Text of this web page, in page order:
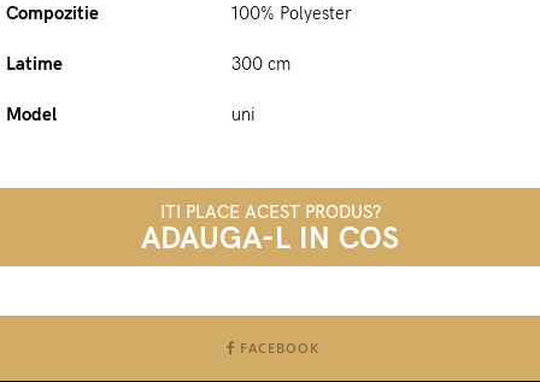
Compozitie 100% Polyester
Latime 300 cm
Model uni
ITI PLACE ACEST PRODUS?
ADAUGA-L IN COS
FACEBOOK